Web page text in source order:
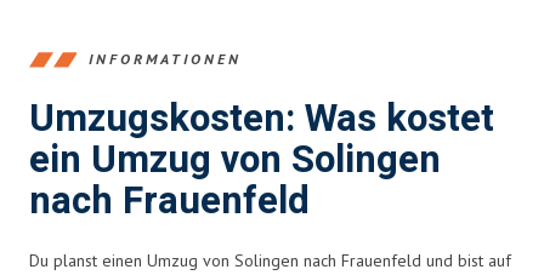
INFORMATIONEN
Umzugskosten: Was kostet
ein Umzug von Solingen
nach Frauenfeld
Du planst einen Umzug von Solingen nach Frauenfeld und bist auf